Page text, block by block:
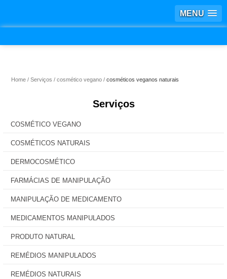
MENU
Home Serviços cosmético vegano cosméticos veganos naturais
Serviços
COSMÉTICO VEGANO
COSMÉTICOS NATURAIS
DERMOCOSMÉTICO
FARMÁCIAS DE MANIPULAÇÃO
MANIPULAÇÃO DE MEDICAMENTO
MEDICAMENTOS MANIPULADOS
PRODUTO NATURAL
REMÉDIOS MANIPULADOS
REMÉDIOS NATURAIS